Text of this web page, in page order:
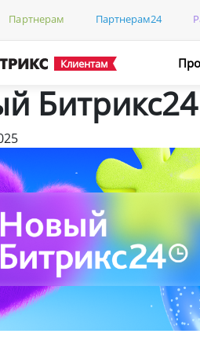
Партнерам Партнерам24
Клиентам